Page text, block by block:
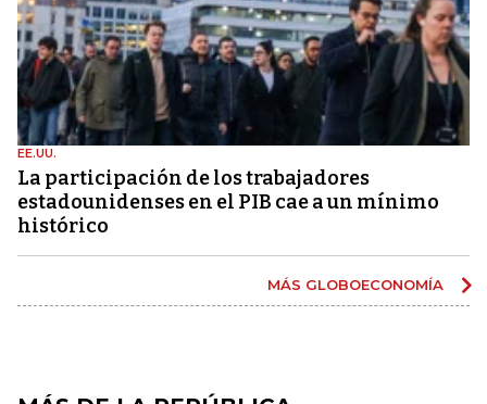
EE.UU.
La participación de los trabajadores
estadounidenses en el PIB cae a un mínimo
histórico
MÁS GLOBOECONOMÍA